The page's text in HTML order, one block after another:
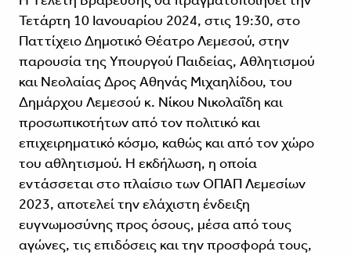
Τετάρτη 10 Ιανουαρίου 2024, στις 19:30, στο
Παττίχειο Δημοτικό Θέατρο Λεμεσού, στην
παρουσία της Υπουργού Παιδείας, Αθλητισμού
και Νεολαίας Δρος Αθηνάς Μιχαηλίδου, του
Δημάρχου Λεμεσού κ. Νίκου Νικολαΐδη και
προσωπικοτήτων από τον πολιτικό και
επιχειρηματικό κόσμο, καθώς και από τον χώρο
του αθλητισμού. Η εκδήλωση, η οποία
εντάσσεται στο πλαίσιο των ΟΠΑΠ Λεμεσίων
2023, αποτελεί την ελάχιστη ένδειξη
ευγνωμοσύνης προς όσους, μέσα από τους
αγώνες, τις επιδόσεις και την προσφορά τους,